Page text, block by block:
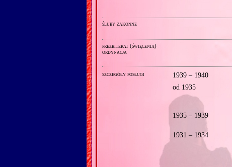
śluby zakonne
prezbiterat (święcenia)
ordynacja
szczegóły posługi 1939 – 1940
od 1935
1935 – 1939
1931 – 1934